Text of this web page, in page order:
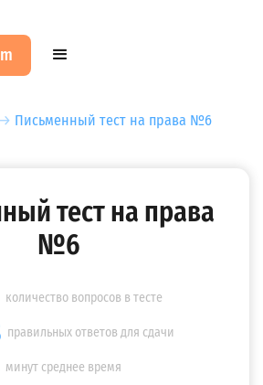
→ Письменный тест на права №6
тест на права
№6
количество вопросов в тесте
правильных ответов для сдачи
минут среднее время